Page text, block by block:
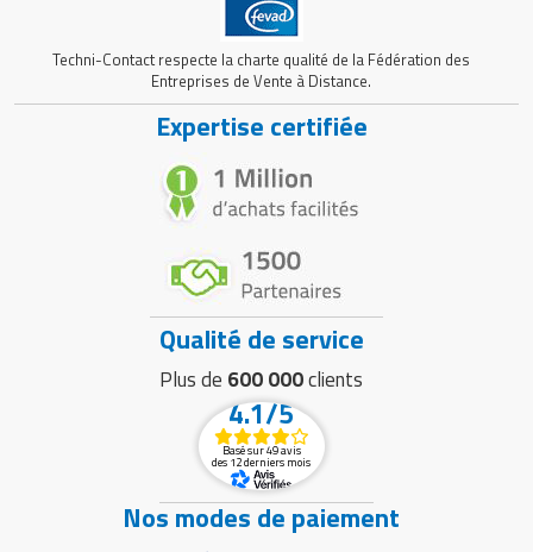
Techni-Contact respecte la charte qualité de la Fédération des
Entreprises de Vente à Distance.
Expertise certifiée
Qualité de service
Plus de 600 000clients
4.1/5
Basé sur 49 avis
des 12 derniers mois
Nos modes de paiement